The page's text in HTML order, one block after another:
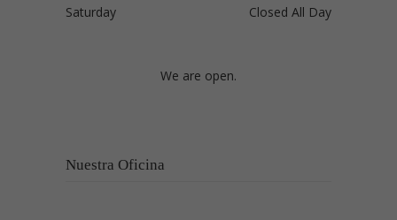
Saturday
Closed All Day
We are open.
Nuestra Oficina